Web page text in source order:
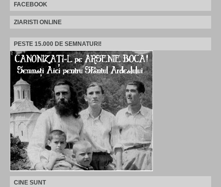
FACEBOOK
ZIARISTI ONLINE
PESTE 15.000 DE SEMNATURI!
CINE SUNT